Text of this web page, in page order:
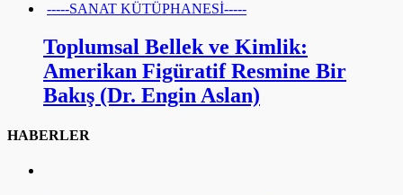
-----SANAT KÜTÜPHANESİ-----
Toplumsal Bellek ve Kimlik:
Amerikan Figüratif Resmine Bir
Bakış (Dr. Engin Aslan)
HABERLER